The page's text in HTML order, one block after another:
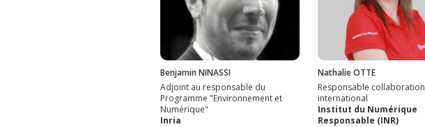
Benjamin NINASSI
Adjoint au responsable du
Programme "Environnement et
Numérique"
Inria
Nathalie OTTE
Responsable collaboration
international
Institut du Numérique
Responsable (INR)